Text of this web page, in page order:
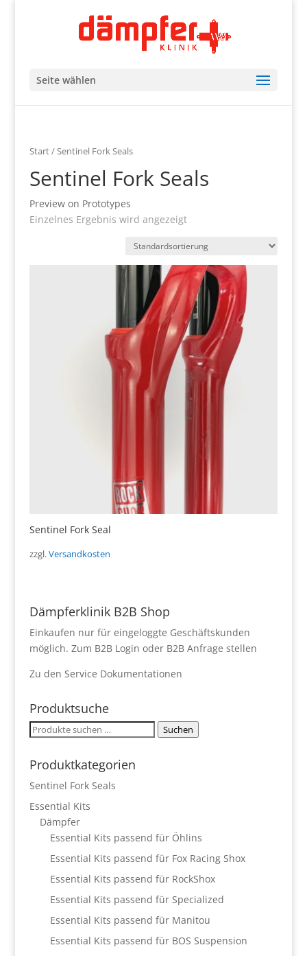
Seite wählen
Start/ Sentinel Fork Seals
Sentinel Fork Seals
Preview on Prototypes
Einzelnes Ergebnis wird angezeigt
Sentinel Fork Seal
zzgl.Versandkosten
Dämpferklinik B2B Shop
Einkaufen nur für eingeloggte Geschäftskunden
möglich. Zum B2B Login oder B2B Anfrage stellen
Zu den Service Dokumentationen
Produktsuche
Suchen
Suchen
Produktkategorien
Sentinel Fork Seals
Essential Kits
Dämpfer
Essential Kits passend für Öhlins
Essential Kits passend für Fox Racing Shox
Essential Kits passend für RockShox
Essential Kits passend für Specialized
Essential Kits passend für Manitou
Essential Kits passend für BOS Suspension